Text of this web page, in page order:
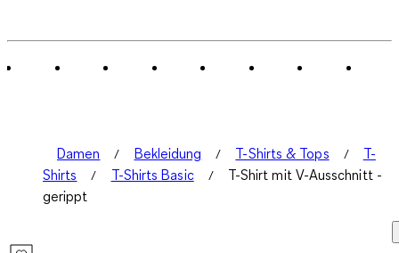
Damen Bekleidung T-Shirts & Tops
T-
Shirts
T-Shirts Basic
T-Shirt mit V-Ausschnitt -
gerippt